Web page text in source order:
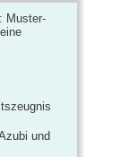
Muster-
und